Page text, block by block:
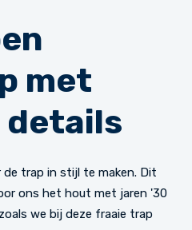
met
details
de trap in stijl te maken. Dit
ons het hout met jaren '30
we bij deze fraaie trap